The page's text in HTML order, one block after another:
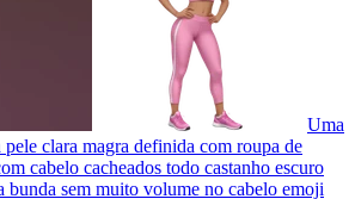
Uma
pele clara magra definida com roupa de
cabelo cacheados todo castanho escuro
bunda sem muito volume no cabelo emoji